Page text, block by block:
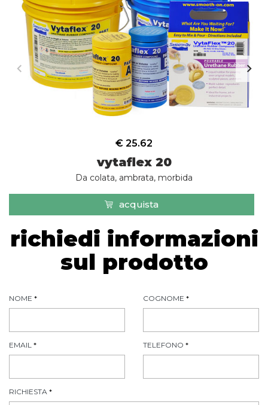
vytaflex 20
Da colata, ambrata, morbida
€ 25.62
acquista
richiedi informazioni
sul prodotto
NOME * COGNOME *
EMAIL * TELEFONO *
RICHIESTA *